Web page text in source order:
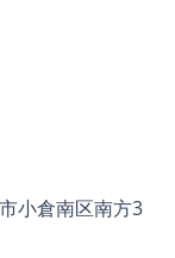
小倉南区南方3